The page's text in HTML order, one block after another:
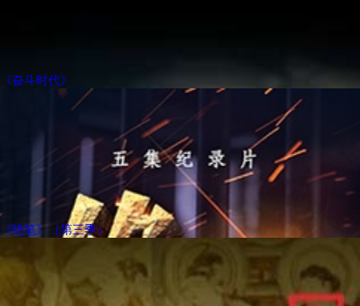
《奋斗时代》
《绝笔》（第三季）